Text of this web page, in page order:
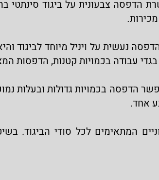
הדפסה צבעונית על ביגוד סינתטי
.
נעשית על ויניל מיוחד לביגוד
עבודה בכמויות קטנות, הדפסות
הדפסה בכמויות גדולות ובעלות
אחד.
המתאימים לכל סודי הביגוד.